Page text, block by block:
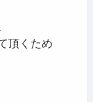
頂くため